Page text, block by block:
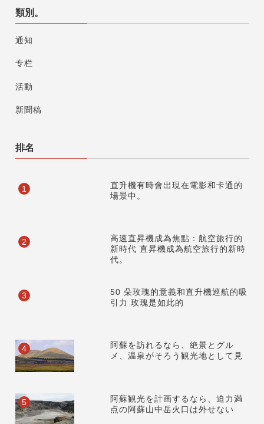
類別。
通知
专栏
活動
新聞稿
排名
1
直升機有時會出現在電影和卡通的
場景中。
2
高速直昇機成為焦點：航空旅行的
新時代 直昇機成為航空旅行的新時
代。
3
50 朵玫瑰的意義和直升機巡航的吸
引力 玫瑰是如此的
4
阿蘇を訪れるなら、絶景とグル
メ、温泉がそろう観光地として見
5
阿蘇観光を計画するなら、迫力満
点の阿蘇山中岳火口は外せない